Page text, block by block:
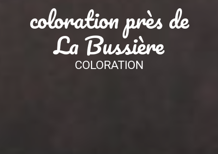
coloration près de
La Bussière
COLORATION